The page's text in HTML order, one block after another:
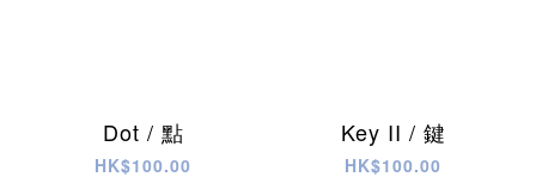
Dot / 點
HK$100.00
Key II / 鍵
HK$100.00